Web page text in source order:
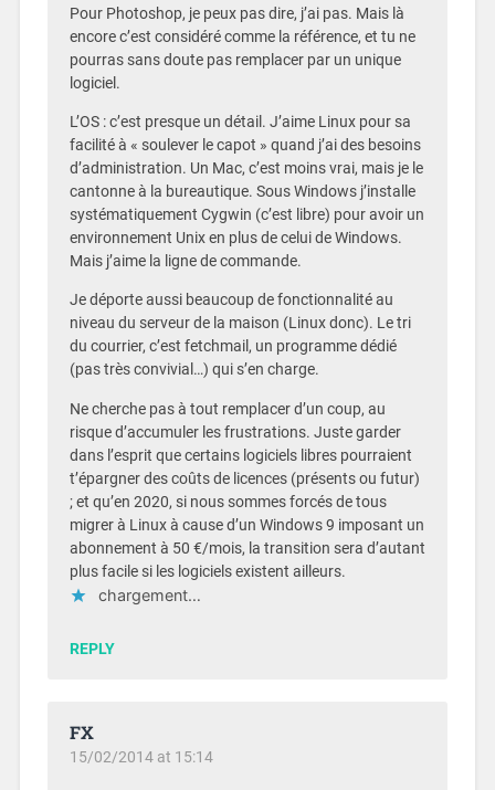
Pour Photoshop, je peux pas dire, j’ai pas. Mais là
encore c’est considéré comme la référence, et tu ne
pourras sans doute pas remplacer par un unique
logiciel.
L’OS : c’est presque un détail. J’aime Linux pour sa
facilité à « soulever le capot » quand j’ai des besoins
d’administration. Un Mac, c’est moins vrai, mais je le
cantonne à la bureautique. Sous Windows j’installe
systématiquement Cygwin (c’est libre) pour avoir un
environnement Unix en plus de celui de Windows.
Mais j’aime la ligne de commande.
Je déporte aussi beaucoup de fonctionnalité au
niveau du serveur de la maison (Linux donc). Le tri
du courrier, c’est fetchmail, un programme dédié
(pas très convivial…) qui s’en charge.
Ne cherche pas à tout remplacer d’un coup, au
risque d’accumuler les frustrations. Juste garder
dans l’esprit que certains logiciels libres pourraient
t’épargner des coûts de licences (présents ou futur)
; et qu’en 2020, si nous sommes forcés de tous
migrer à Linux à cause d’un Windows 9 imposant un
abonnement à 50 €/mois, la transition sera d’autant
plus facile si les logiciels existent ailleurs.
chargement…
REPLY
FX
15/02/2014 at 15:14